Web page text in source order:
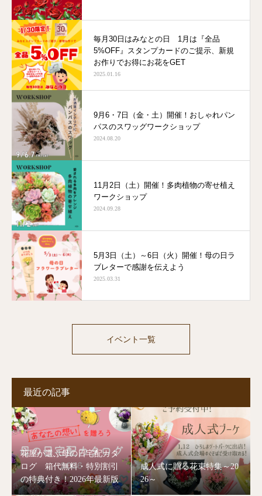
毎月30日はみなとの日 1月は『全品
5%OFF』スタンプカードのご提示、新規
お作りでお得にお花をGET
2025.01.16
9月6・7日（金・土）開催！おしゃれパン
パスのスワッグワークショップ
2024.08.20
11月2日（土）開催！多肉植物の寄せ植え
ワークショップ
2024.09.28
5月3日（土）～6日（火）開催！母の日ラ
ブレターで感謝を伝えよう
2025.03.31
イベント一覧
最近の記事
花屋が選ぶ母の日宅配カタ
ログ 箱代無料・特別割引
の特典付き！2026年最新版
成人式に贈る花束特集～20
26～